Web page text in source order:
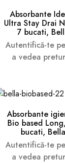
Absorbante
Ultra Stay Drai
7 bucati,
Autentifică-te
a vedea
Absorbante
Bio based
bucati, Bella
Autentifică-te
a vedea